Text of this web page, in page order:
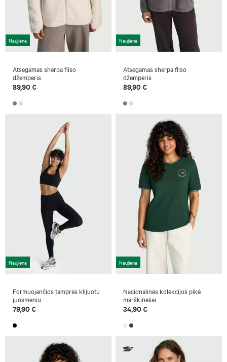
Naujiena
Atsegamas sherpa fliso
džemperis
89,90 €
Naujiena
Atsegamas sherpa fliso
džemperis
89,90 €
Naujiena
Formuojančios tamprės klijuotu
juosmeniu
79,90 €
Naujiena
Nacionalinės kolekcijos pikė
marškinėliai
34,90 €